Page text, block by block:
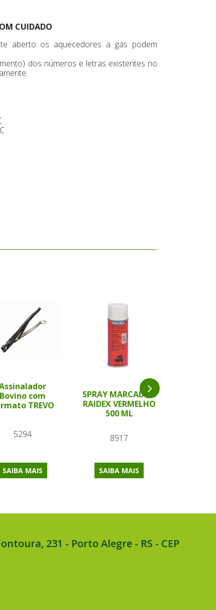
CUIDADO
aberto os aquecedores a gás podem
dos números e letras existentes no
Bovino com
TREVO
5294
SAIBA MAIS
SPRAY MARCADOR
RAIDEX VERMELHO
500 ML
8917
SAIBA MAIS
231 - Porto Alegre - RS - CEP